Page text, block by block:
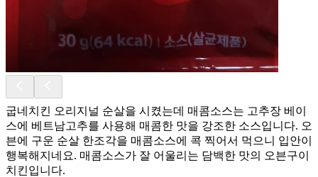
굽네치킨 오리지널 순살을 시켰는데 매콤소스는 고추장 베이
스에 베트남고추를 사용해 매콤한 맛을 강조한 소스입니다. 오
븐에 구운 순살 한조각을 매콤소스에 콕 찍어서 먹으니 입안이
행복해지네요. 매콤소스가 잘 어울리는 담백한 맛의 오븐구이
치킨입니다.